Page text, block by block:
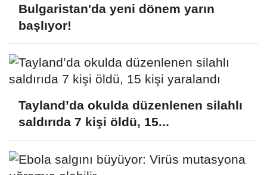
Bulgaristan'da yeni dönem yarın
başlıyor!
Tayland’da okulda düzenlenen silahlı
saldırıda 7 kişi öldü, 15...